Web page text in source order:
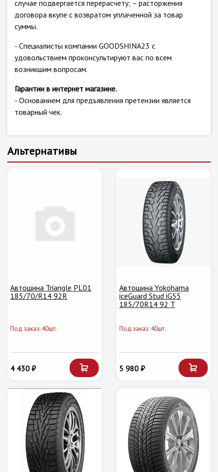
случае подвергается перерасчету; – расторжения
договора вкупе с возвратом уплаченной за товар
суммы.
- Специалисты компании GOODSHINA23 с
удовольствием проконсультируют вас по всем
возникшим вопросам.
Гарантии в интернет магазине.
- Основанием для предъявления претензии является
товарный чек.
Альтернативы
Автошина Triangle PL01
185/70/R14 92R
Под заказ: 40шт.
4 430 ₽
Автошина Yokohama
iceGuard Stud iG55
185/70R14 92 T
Под заказ: 40шт.
5 980 ₽